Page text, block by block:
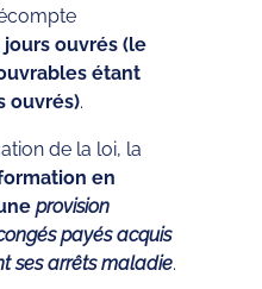
ouvrés (le
étant
ouvrés).
de la loi, la
en
provision
payés acquis
ses arrêts maladie.